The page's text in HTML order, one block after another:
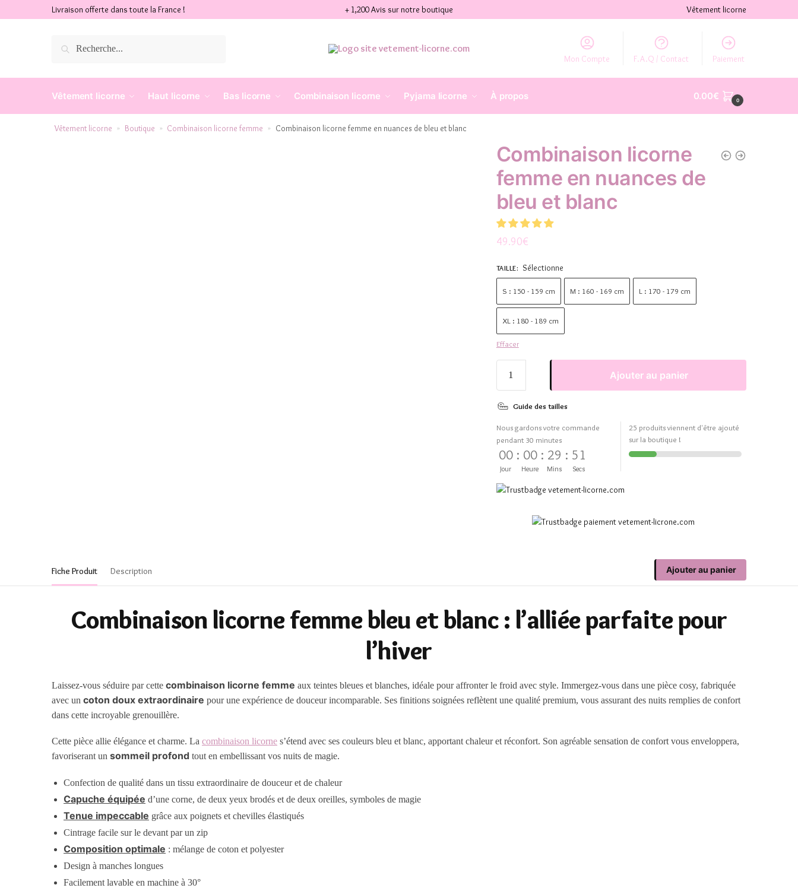
Livraison offerte dans toute la France ! + 1,200 Avis sur notre boutique Vêtement licorne
Recherche Mon Compte F.A.Q / Contact Paiement
Vêtement licorne Haut licorne Bas licorne Combinaison licorne Pyjama licorne À propos 0.00€ 0
Vêtement licorne » Boutique » Combinaison licorne femme » Combinaison licorne femme en nuances de bleu et blanc
Combinaison licorne
femme en nuances de
bleu et blanc
49.90€
TAILLE: Sélectionne
S : 150 - 159 cm M : 160 - 169 cm L : 170 - 179 cm
XL : 180 - 189 cm
Effacer
Ajouter au panier
Guide des tailles
Nous gardons votre commande
pendant 30 minutes
00
Jour
: 00
Heure
: 29
Mins
: 50
Secs
25 produits viennent d'être ajouté
sur la boutique !
Fiche Produit Description Ajouter au panier
Combinaison licorne femme bleu et blanc : l’alliée parfaite pour
l’hiver
Laissez-vous séduire par cettecombinaison licorne femme aux teintes bleues et blanches, idéale pour affronter le froid avec style. Immergez-vous dans une pièce cosy, fabriquée
avec uncoton doux extraordinaire pour une expérience de douceur incomparable. Ses finitions soignées reflètent une qualité premium, vous assurant des nuits remplies de confort
dans cette incroyable grenouillère.
Cette pièce allie élégance et charme. Lacombinaison licorne s’étend avec ses couleurs bleu et blanc, apportant chaleur et réconfort. Son agréable sensation de confort vous enveloppera,
favoriserant unsommeil profond tout en embellissant vos nuits de magie.
Confection de qualité dans un tissu extraordinaire de douceur et de chaleur
Capuche équipée d’une corne, de deux yeux brodés et de deux oreilles, symboles de magie
Tenue impeccable grâce aux poignets et chevilles élastiqués
Cintrage facile sur le devant par un zip
Composition optimale : mélange de coton et polyester
Design à manches longues
Facilement lavable en machine à 30°